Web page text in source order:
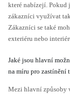
které nabízejí. Pokud
zákazníci využívat
Zákazníci se také
exteriéru nebo
Jaké jsou hlavní
na míru pro zastínění
Mezi hlavní způsoby